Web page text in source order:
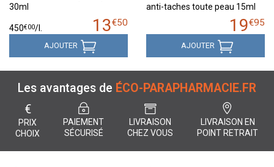
30ml
13€50
450€00/
AJOUTER
anti-taches toute peau 15ml
19€95
AJOUTER
Les avantages de ÉCO-PARAPHARMACIE.FR
€
PRIX
CHOIX
PAIEMENT
SÉCURISÉ
LIVRAISON
CHEZ VOUS
LIVRAISON EN
POINT RETRAIT